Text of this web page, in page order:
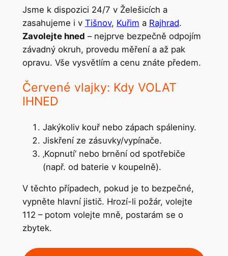
Jsme k dispozici 24/7 v Želešicích a
zasahujeme i v Tišnov, Kuřim a Rajhrad.
Zavolejte hned – nejprve bezpečně odpojím
závadný okruh, provedu měření a až pak
opravu. Vše vysvětlím a cenu znáte předem.
Červené vlajky: Kdy VOLAT
IHNED
Jakýkoliv kouř nebo zápach spáleniny.
Jiskření ze zásuvky/vypínače.
‚Kopnutí‘ nebo brnění od spotřebiče
(např. od baterie v koupelně).
V těchto případech, pokud je to bezpečné,
vypněte hlavní jistič. Hrozí-li požár, volejte
112 – potom volejte mně, postarám se o
zbytek.